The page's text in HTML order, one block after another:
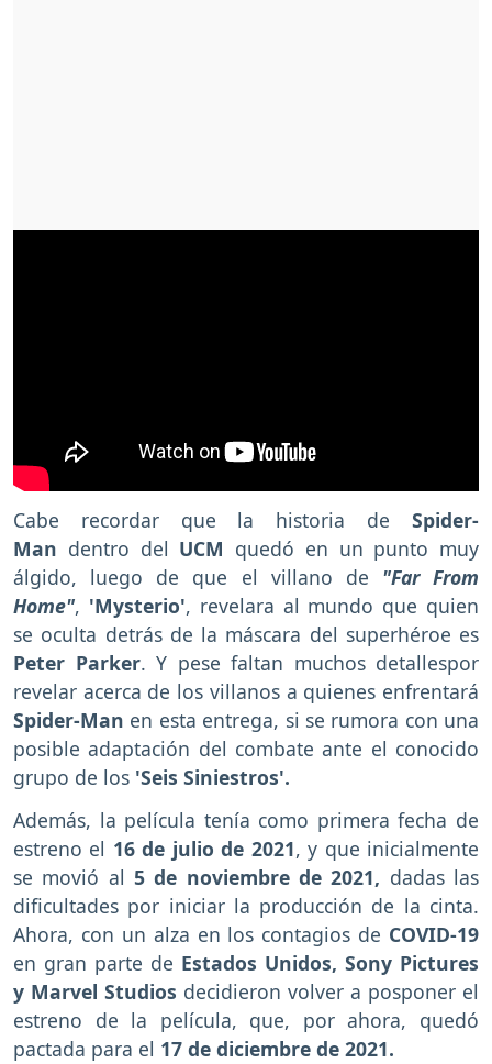
Cabe recordar que la historia de Spider-
Man dentro del UCM quedó en un punto muy
álgido, luego de que el villano de "Far From
Home", 'Mysterio', revelara al mundo que quien
se oculta detrás de la máscara del superhéroe es
Peter Parker. Y pese faltan muchos detallespor
revelar acerca de los villanos a quienes enfrentará
Spider-Man en esta entrega, si se rumora con una
posible adaptación del combate ante el conocido
grupo de los 'Seis Siniestros'.
Además, la película tenía como primera fecha de
estreno el 16 de julio de 2021, y que inicialmente
se movió al 5 de noviembre de 2021, dadas las
dificultades por iniciar la producción de la cinta.
Ahora, con un alza en los contagios de COVID-19
en gran parte de Estados Unidos, Sony Pictures
y Marvel Studios decidieron volver a posponer el
estreno de la película, que, por ahora, quedó
pactada para el 17 de diciembre de 2021.